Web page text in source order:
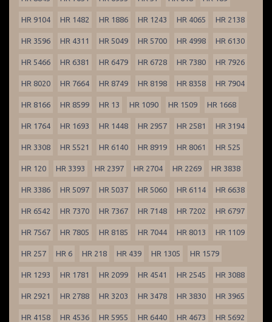
HR 9104 HR 1482 HR 1886 HR 1243 HR 4065 HR 2138
HR 3596 HR 4311 HR 5049 HR 5700 HR 4998 HR 6130
HR 5466 HR 6381 HR 6479 HR 6728 HR 7380 HR 7926
HR 8020 HR 7664 HR 8749 HR 8198 HR 8358 HR 7904
HR 8166 HR 8599 HR 13 HR 1090 HR 1509 HR 1668
HR 1764 HR 1693 HR 1448 HR 2957 HR 2581 HR 3194
HR 3308 HR 5521 HR 6140 HR 8919 HR 8061 HR 525
HR 120 HR 3393 HR 2397 HR 2704 HR 2269 HR 3838
HR 3386 HR 5097 HR 5037 HR 5060 HR 6114 HR 6638
HR 6542 HR 7370 HR 7367 HR 7148 HR 7202 HR 6797
HR 7567 HR 7805 HR 8185 HR 7044 HR 8013 HR 1109
HR 257 HR 6 HR 218 HR 439 HR 1305 HR 1579
HR 1293 HR 1781 HR 2099 HR 4541 HR 2545 HR 3088
HR 2921 HR 2788 HR 3203 HR 3478 HR 3830 HR 3965
HR 4158 HR 4536 HR 5955 HR 6440 HR 4673 HR 5692